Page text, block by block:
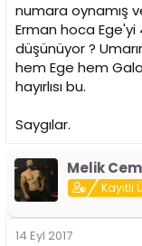
numara oynamış
Erman hoca Ege'yi
düşünüyor ?
hem Ege hem
hayırlısı bu.
Saygılar.
Melik
Kayıtlı
14 Eyl 2017